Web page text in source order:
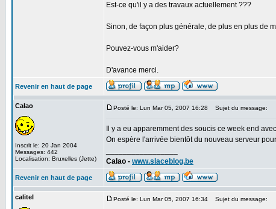
Est-ce qu'il y a des travaux actuellement ???
Sinon, de façon plus générale, de plus en plus de
Pouvez-vous m'aider?
D'avance merci.
Revenir en haut de page
Calao
Inscrit le: 20 Jan 2004
Messages: 442
Localisation: Bruxelles (Jette)
Posté le: Lun Mar 05, 2007 16:28 Sujet du message:
Il y a eu apparemment des soucis ce week end
On espère l'arrivée bientôt du nouveau serveur
Calao - www.slaceblog.be
Revenir en haut de page
calitel Posté le: Lun Mar 05, 2007 16:34 Sujet du message: